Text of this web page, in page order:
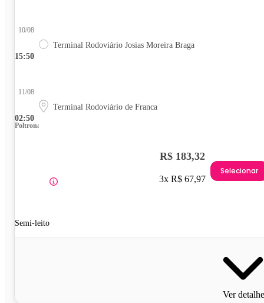
15:50
10/08
Terminal Rodoviário Josias Moreira Braga
02:50
11/08
Terminal Rodoviário de Franca
Poltrona
Semi-leito
R$ 183,32
3x R$ 67,97
Selecionar
Ver